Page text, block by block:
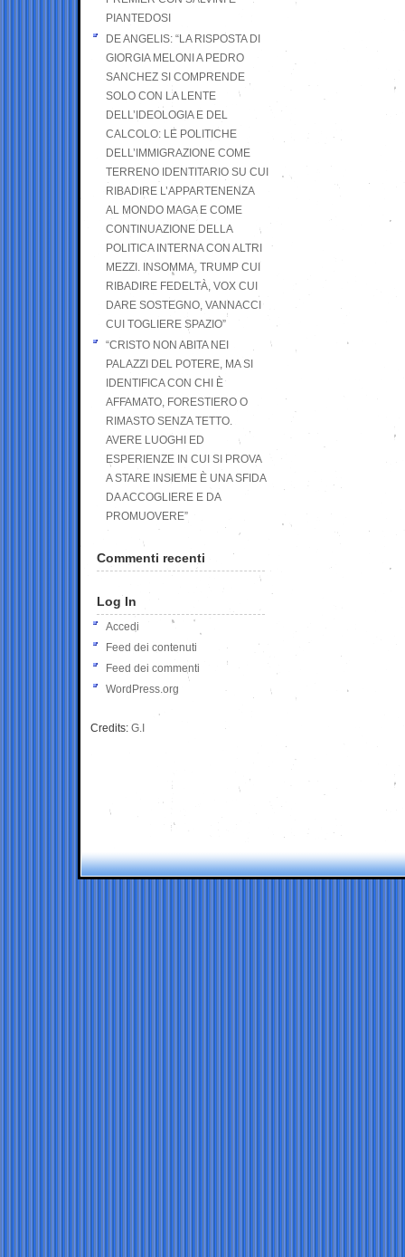
PIANTEDOSI
DE ANGELIS: “LA RISPOSTA DI
GIORGIA MELONI A PEDRO
SANCHEZ SI COMPRENDE
SOLO CON LA LENTE
DELL’IDEOLOGIA E DEL
CALCOLO: LE POLITICHE
DELL’IMMIGRAZIONE COME
TERRENO IDENTITARIO SU CUI
RIBADIRE L’APPARTENENZA
AL MONDO MAGA E COME
CONTINUAZIONE DELLA
POLITICA INTERNA CON ALTRI
MEZZI. INSOMMA, TRUMP CUI
RIBADIRE FEDELTÀ, VOX CUI
DARE SOSTEGNO, VANNACCI
CUI TOGLIERE SPAZIO”
“CRISTO NON ABITA NEI
PALAZZI DEL POTERE, MA SI
IDENTIFICA CON CHI È
AFFAMATO, FORESTIERO O
RIMASTO SENZA TETTO.
AVERE LUOGHI ED
ESPERIENZE IN CUI SI PROVA
A STARE INSIEME È UNA SFIDA
DA ACCOGLIERE E DA
PROMUOVERE”
Commenti recenti
Log In
Accedi
Feed dei contenuti
Feed dei commenti
WordPress.org
Credits: G.I